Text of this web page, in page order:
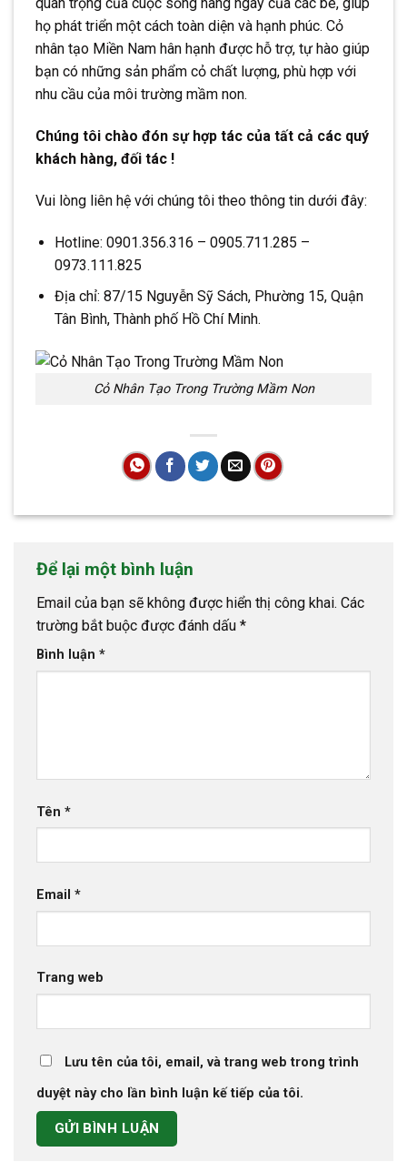
họ phát triển một cách toàn diện và hạnh phúc. Cỏ
nhân tạo Miền Nam hân hạnh được hỗ trợ, tự hào giúp
bạn có những sản phẩm cỏ chất lượng, phù hợp với
nhu cầu của môi trường mầm non.
Chúng tôi chào đón sự hợp tác của tất cả các quý
khách hàng, đối tác !
Vui lòng liên hệ với chúng tôi theo thông tin dưới đây:
Hotline: 0901.356.316 – 0905.711.285 –
0973.111.825
Địa chỉ: 87/15 Nguyễn Sỹ Sách, Phường 15, Quận
Tân Bình, Thành phố Hồ Chí Minh.
Cỏ Nhân Tạo Trong Trường Mầm Non
Để lại một bình luận
Email của bạn sẽ không được hiển thị công khai. Các
trường bắt buộc được đánh dấu *
Bình luận *
Tên *
Email *
Trang web
Lưu tên của tôi, email, và trang web trong trình
duyệt này cho lần bình luận kế tiếp của tôi.